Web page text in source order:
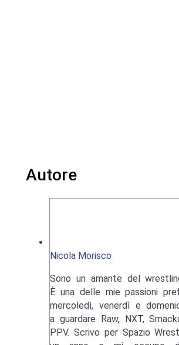
Autore
Nicola Morisco
Sono un amante del
È una delle mie passioni
mercoledì, venerdì e
a guardare Raw, NXT,
PPV. Scrivo per Spazio